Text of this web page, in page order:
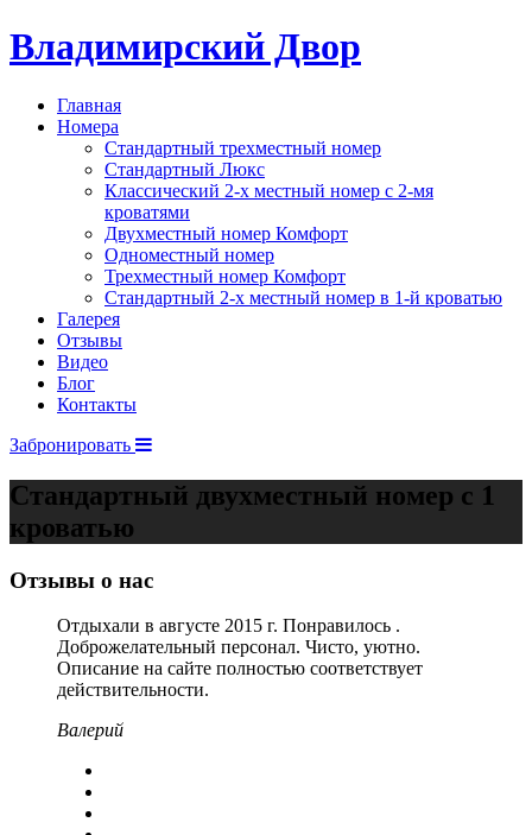
Владимирский Двор
Главная
Номера
Стандартный трехместный номер
Стандартный Люкс
Классический 2-х местный номер с 2-мя
кроватями
Двухместный номер Комфорт
Одноместный номер
Трехместный номер Комфорт
Стандартный 2-х местный номер в 1-й кроватью
Галерея
Отзывы
Видео
Блог
Контакты
Забронировать
Стандартный двухместный номер с 1
кроватью
Отзывы о нас
Отдыхали в августе 2015 г. Понравилось .
Доброжелательный персонал. Чисто, уютно.
Описание на сайте полностью соответствует
действительности.
Валерий